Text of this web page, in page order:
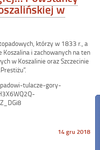
w
którzy w 1833 r., a
i zachowanych na ten
w Koszalinie oraz Szczecinie
tulacze-gory-
Opublikowano
14 gru 2018